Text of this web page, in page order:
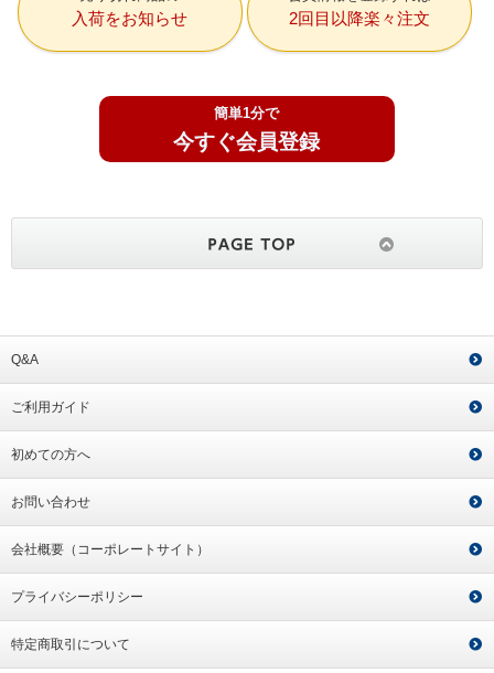
入荷をお知らせ 2回目以降楽々注文
簡単1分で
今すぐ会員登録
Q&A
ご利用ガイド
初めての方へ
お問い合わせ
会社概要（コーポレートサイト）
プライバシーポリシー
特定商取引について